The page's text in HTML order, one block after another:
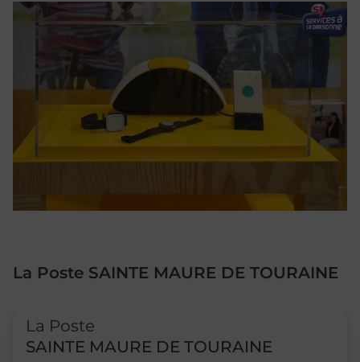
La Poste SAINTE MAURE DE TOURAINE
La Poste
SAINTE MAURE DE TOURAINE